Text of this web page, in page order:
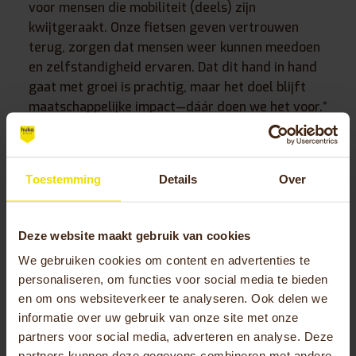
Toestemming Details Over
Deze website maakt gebruik van cookies
We gebruiken cookies om content en advertenties te
personaliseren, om functies voor social media te bieden
en om ons websiteverkeer te analyseren. Ook delen we
informatie over uw gebruik van onze site met onze
partners voor social media, adverteren en analyse. Deze
voor mensen die mobiliteit (deels) zijn
kwijtgeraakt. Onze fietsen geven vertrouwen
terug, zorgen dat mensen weer kunnen meedoen
en zelfstandigheid ervaren. Dat dit hand in hand
gaat met groei is prachtig, maar het doel blijft
maatschappelijke impact—dáár doen we het voor.”
ook met relaties
voor de ruim 40 medewerkers en hun partners.
Klanten en medewerkers ontvangen ter
gelegenheid van deze mijlpaal een speciale
attentie. En komend jaar, zodra de
verhuizing/uitbreiding is afgerond, volgt een
open dag voor klanten, relaties en andere